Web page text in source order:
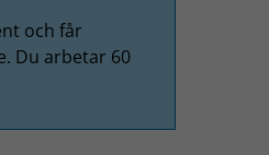
och får
Du arbetar 60